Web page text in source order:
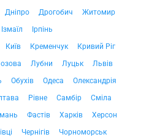
Дніпро Дрогобич
Житомир
Ізмаїл
Ірпінь
Київ Кременчук
Кривий Ріг
Лубни Луцьк
Львів
Обухів Одеса
Олександрія
Рівне Самбір
Сміла
Фастів Харків
Херсон
Чернігів
Чорноморськ